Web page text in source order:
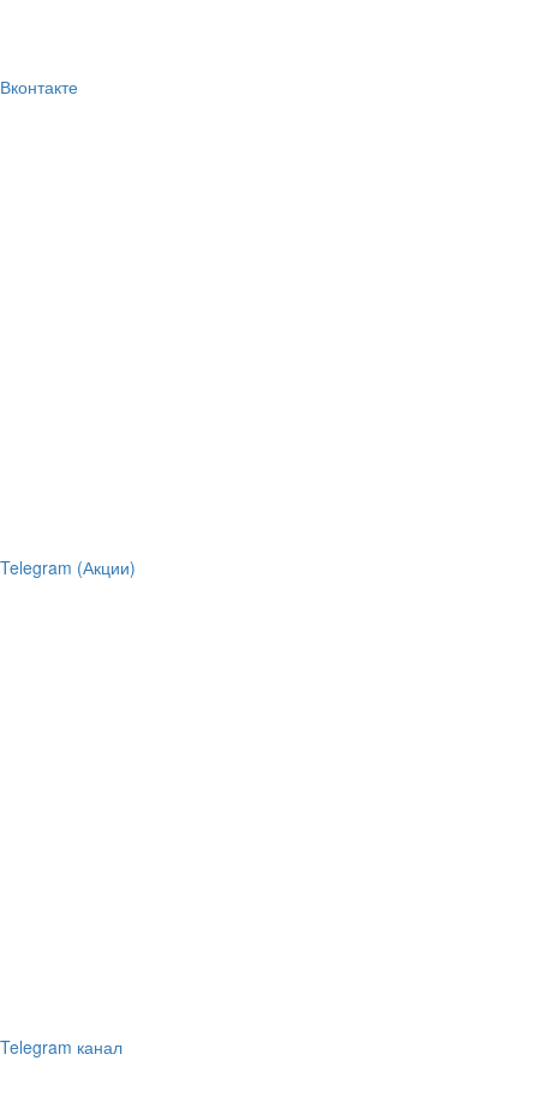
Вконтакте
Telegram (Акции)
Telegram канал